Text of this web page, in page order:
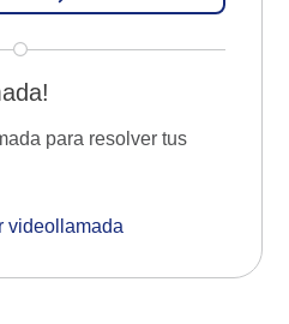
para resolver tus
videollamada